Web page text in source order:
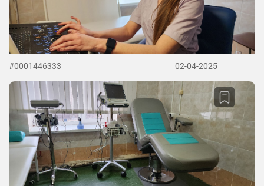
#0001446333 02-04-2025